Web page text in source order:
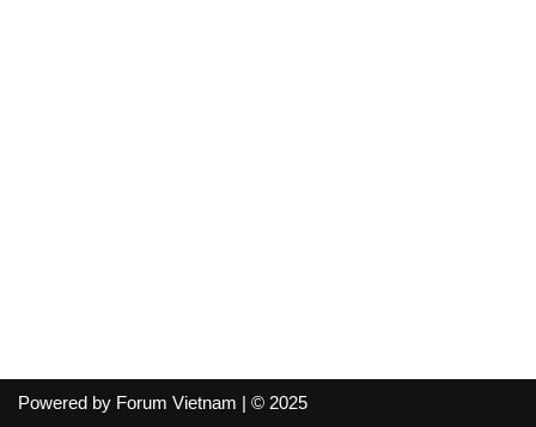
Powered by Forum Vietnam | © 2025